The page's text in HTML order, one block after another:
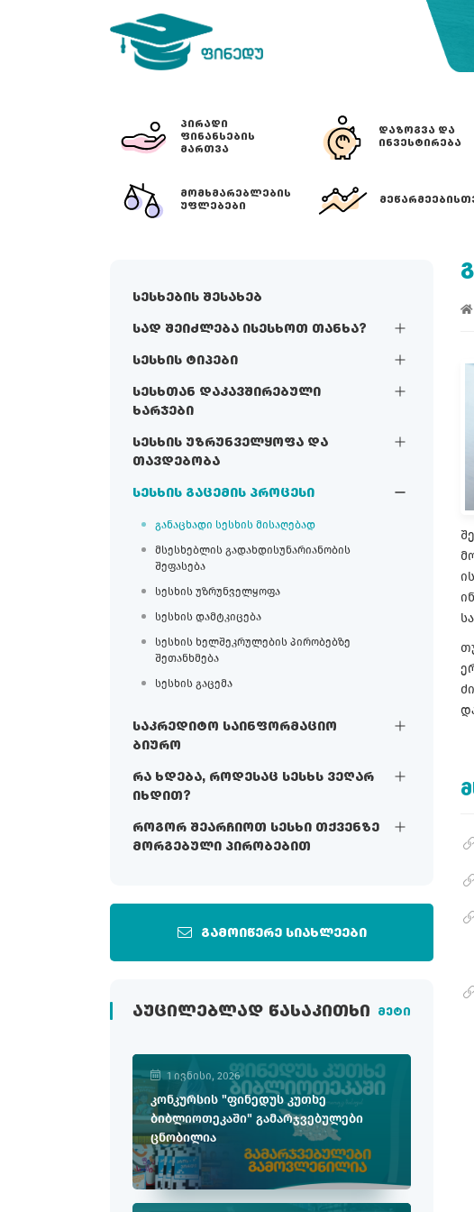
ᲞᲘᲠᲐᲓᲘ
ᲤᲘᲜᲐᲜᲡᲔᲑᲘᲡ
ᲛᲐᲠᲗᲕᲐ
ᲓᲐᲖᲝᲒᲕᲐ ᲓᲐ
ᲘᲜᲕᲔᲡᲢᲘᲠᲔᲑᲐ
ᲛᲝᲛᲮᲛᲐᲠᲔᲑᲚᲔᲑᲘᲡ
ᲣᲤᲚᲔᲑᲔᲑᲘ
სესხების შესახებ
სად შეიძლება ისესხოთ თანხა?
სესხის ტიპები
სესხთან დაკავშირებული
ხარჯები
სესხის უზრუნველყოფა და
თავდებობა
სესხის გაცემის პროცესი
განაცხადი სესხის მისაღებად
მსესხებლის გადახდისუნარიანობის
შეფასება
სესხის უზრუნველყოფა
სესხის დამტკიცება
სესხის ხელშეკრულების პირობებზე
შეთანხმება
სესხის გაცემა
საკრედიტო საინფორმაციო
ბიურო
რა ხდება, როდესაც სესხს ვეღარ
იხდით?
როგორ შეარჩიოთ სესხი თქვენზე
მორგებული პირობებით
გამოიწერე სიახლეები
ᲐᲣᲪᲘᲚᲔᲑᲚᲐᲓ ᲬᲐᲡᲐᲙᲘᲗᲮᲘ მეტი
1 ივნისი, 2026
კონკურსის "ფინედუს კუთხე
ბიბლიოთეკაში" გამარჯვებულები
ცნობილია